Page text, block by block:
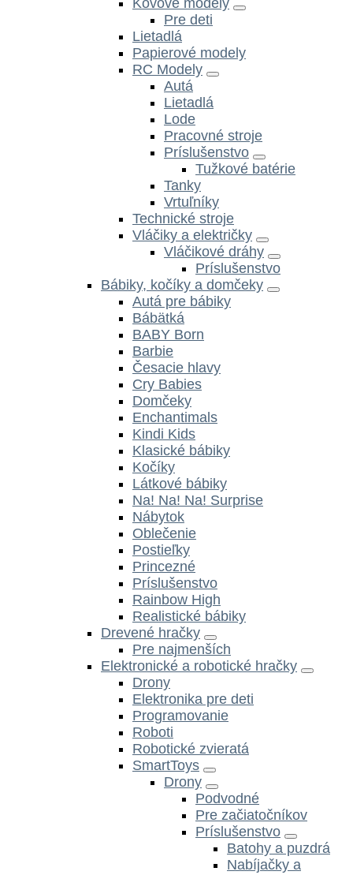
Kovové modely
Pre deti
Lietadlá
Papierové modely
RC Modely
Autá
Lietadlá
Lode
Pracovné stroje
Príslušenstvo
Tužkové batérie
Tanky
Vrtuľníky
Technické stroje
Vláčiky a električky
Vláčikové dráhy
Príslušenstvo
Bábiky, kočíky a domčeky
Autá pre bábiky
Bábätká
BABY Born
Barbie
Česacie hlavy
Cry Babies
Domčeky
Enchantimals
Kindi Kids
Klasické bábiky
Kočíky
Látkové bábiky
Na! Na! Na! Surprise
Nábytok
Oblečenie
Postieľky
Princezné
Príslušenstvo
Rainbow High
Realistické bábiky
Drevené hračky
Pre najmenších
Elektronické a robotické hračky
Drony
Elektronika pre deti
Programovanie
Roboti
Robotické zvieratá
SmartToys
Drony
Podvodné
Pre začiatočníkov
Príslušenstvo
Batohy a puzdrá
Nabíjačky a